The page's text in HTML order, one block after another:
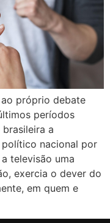
ao próprio debate
períodos
a
nacional por
televisão uma
exercia o dever do
em quem e